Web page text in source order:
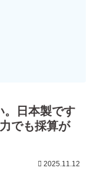
。日本製です
でも採算が
2025.11.12